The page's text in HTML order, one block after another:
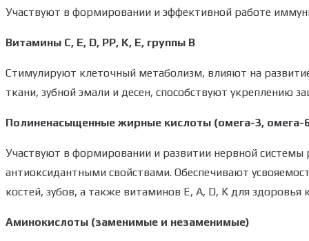
Участвуют в формировании и эффективной работе
Витамины С, Е, D, PP, K, Е, группы B
Стимулируют клеточный метаболизм, влияют на
ткани, зубной эмали и десен, способствуют укреплению
Полиненасыщенные жирные кислоты (омега-3, омега-
Участвуют в формировании и развитии нервной
антиоксидантными свойствами. Обеспечивают
костей, зубов, а также витаминов Е, А, D, K для здоровья
Аминокислоты (заменимые и незаменимые)